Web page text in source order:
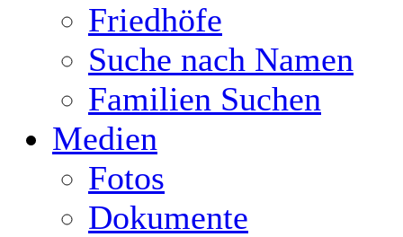
Friedhöfe
Suche nach Namen
Familien Suchen
Medien
Fotos
Dokumente